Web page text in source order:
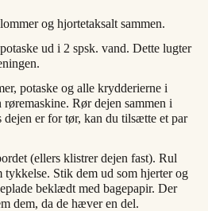
og hjortetaksalt sammen.
ud i 2 spsk. vand. Dette lugter
potaske og alle krydderierne i
Rør dejen sammen i
er for tør, kan du tilsætte et par
(ellers klistrer dejen fast). Rul
tykkelse. Stik dem ud som hjerter og
beklædt med bagepapir. Der
dem, da de hæver en del.